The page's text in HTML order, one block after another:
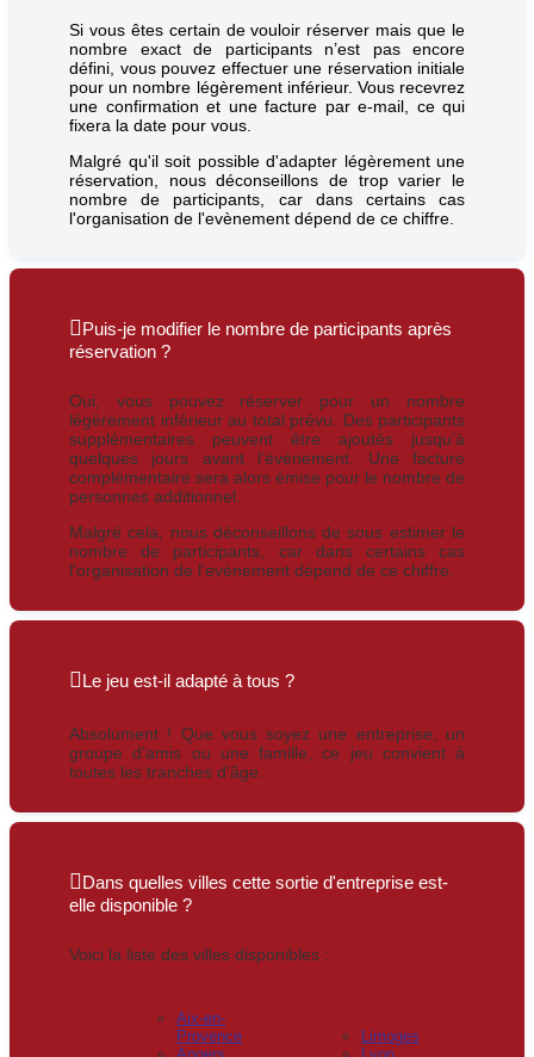
Si vous êtes certain de vouloir réserver mais que le
nombre exact de participants n’est pas encore
défini, vous pouvez effectuer une réservation initiale
pour un nombre légèrement inférieur. Vous recevrez
une confirmation et une facture par e-mail, ce qui
fixera la date pour vous.
Malgré qu'il soit possible d'adapter légèrement une
réservation, nous déconseillons de trop varier le
nombre de participants, car dans certains cas
l'organisation de l'evènement dépend de ce chiffre.
Puis-je modifier le nombre de participants après
réservation ?
Oui, vous pouvez réserver pour un nombre
légèrement inférieur au total prévu. Des participants
supplémentaires peuvent être ajoutés jusqu’à
quelques jours avant l’événement. Une facture
complémentaire sera alors émise pour le nombre de
personnes additionnel.
Malgré cela, nous déconseillons de sous estimer le
nombre de participants, car dans certains cas
l'organisation de l'evènement dépend de ce chiffre.
Le jeu est-il adapté à tous ?
Absolument ! Que vous soyez une entreprise, un
groupe d’amis ou une famille, ce jeu convient à
toutes les tranches d’âge.
Dans quelles villes cette sortie d'entreprise est-
elle disponible ?
Voici la liste des villes disponibles :
Aix-en-
Provence
Limoges